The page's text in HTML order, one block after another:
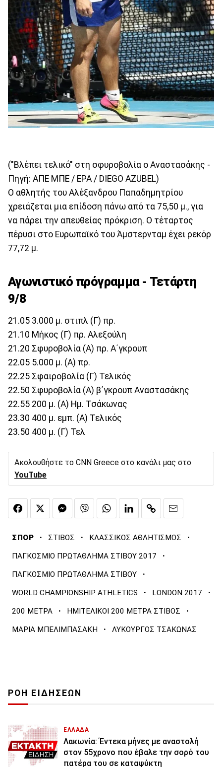
("Βλέπει τελικό" στη σφυροβολία ο Αναστασάκης -
Πηγή: ΑΠΕ ΜΠΕ / EPA / DIEGO AZUBEL)
Ο αθλητής του Αλέξανδρου Παπαδημητρίου
χρειάζεται μια επίδοση πάνω από τα 75,50 μ., για
να πάρει την απευθείας πρόκριση. O τέταρτος
πέρυσι στο Ευρωπαϊκό του Άμστερνταμ έχει ρεκόρ
77,72 μ.
Αγωνιστικό πρόγραμμα - Τετάρτη
9/8
21.05 3.000 μ. στιπλ (Γ) πρ.
21.10 Μήκος (Γ) πρ. Αλεξούλη
21.20 Σφυροβολία (Α) πρ. Α΄γκρουπ
22.05 5.000 μ. (Α) πρ.
22.25 Σφαιροβολία (Γ) Τελικός
22.50 Σφυροβολία (Α) β΄γκρουπ Αναστασάκης
22.55 200 μ. (Α) Ημ. Τσάκωνας
23.30 400 μ. εμπ. (Α) Τελικός
23.50 400 μ. (Γ) Τελ
Ακολουθήστε το CNN Greece στο κανάλι μας στο
YouTube
ΣΠΟΡ · ΣΤΙΒΟΣ · ΚΛΑΣΣΙΚΟΣ ΑΘΛΗΤΙΣΜΟΣ ·
ΠΑΓΚΟΣΜΙΟ ΠΡΩΤΑΘΛΗΜΑ ΣΤΙΒΟΥ 2017 ·
ΠΑΓΚΟΣΜΙΟ ΠΡΩΤΑΘΛΗΜΑ ΣΤΙΒΟΥ ·
WORLD CHAMPIONSHIP ATHLETICS · LONDON 2017 ·
200 ΜΕΤΡΑ · ΗΜΙΤΕΛΙΚΟΙ 200 ΜΕΤΡΑ ΣΤΙΒΟΣ ·
ΜΑΡΙΑ ΜΠΕΛΙΜΠΑΣΑΚΗ · ΛΥΚΟΥΡΓΟΣ ΤΣΑΚΩΝΑΣ
ΡΟΗ ΕΙΔΗΣΕΩΝ
ΕΛΛΑΔΑ
Λακωνία: Έντεκα μήνες με αναστολή
στον 55χρονο που έβαλε την σορό του
πατέρα του σε καταψύκτη